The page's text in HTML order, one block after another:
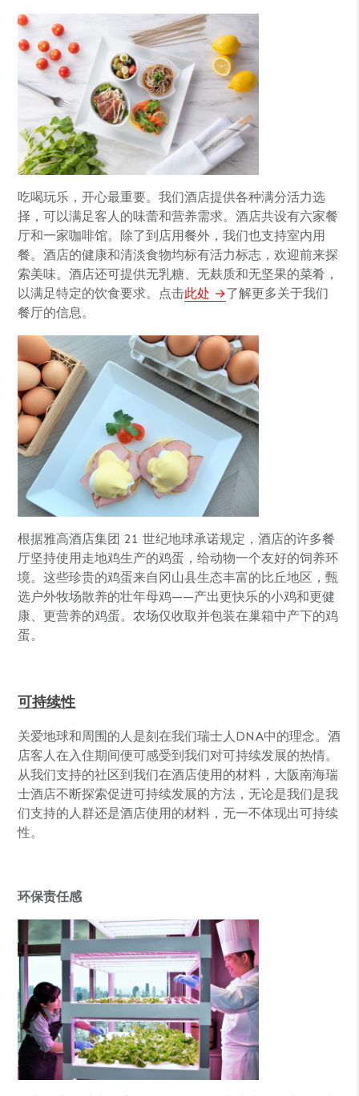
吃喝玩乐，开心最重要。我们酒店提供各种满分活力选
择，可以满足客人的味蕾和营养需求。酒店共设有六家餐
厅和一家咖啡馆。除了到店用餐外，我们也支持室内用
餐。酒店的健康和清淡食物均标有活力标志，欢迎前来探
索美味。酒店还可提供无乳糖、无麸质和无坚果的菜肴，
以满足特定的饮食要求。点击此处
了解更多关于我们
餐厅的信息。
根据雅高酒店集团 21 世纪地球承诺规定，酒店的许多餐
厅坚持使用走地鸡生产的鸡蛋，给动物一个友好的饲养环
境。这些珍贵的鸡蛋来自冈山县生态丰富的比丘地区，甄
选户外牧场散养的壮年母鸡——产出更快乐的小鸡和更健
康、更营养的鸡蛋。农场仅收取并包装在巢箱中产下的鸡
蛋。
可持续性
关爱地球和周围的人是刻在我们瑞士人DNA中的理念。酒
店客人在入住期间便可感受到我们对可持续发展的热情。
从我们支持的社区到我们在酒店使用的材料，大阪南海瑞
士酒店不断探索促进可持续发展的方法，无论是我们是我
们支持的人群还是酒店使用的材料，无一不体现出可持续
性。
环保责任感